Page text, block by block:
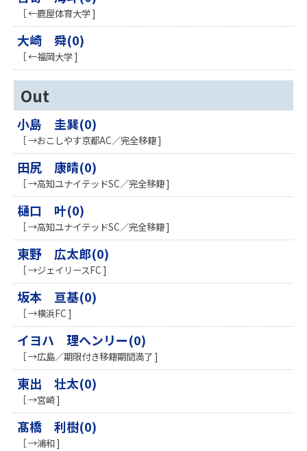
［ ←鹿屋体育大学 ]
大崎 舜(0)
［ ←福岡大学 ]
Out
小島 圭巽(0)
［ →おこしやす京都AC／完全移籍 ]
田尻 康晴(0)
［ →高知ユナイテッドSC／完全移籍 ]
樋口 叶(0)
［ →高知ユナイテッドSC／完全移籍 ]
東野 広太郎(0)
［ →ジェイリースFC ]
坂本 亘基(0)
［ →横浜FC ]
イヨハ 理ヘンリー(0)
［ →広島／期限付き移籍期間満了 ]
東出 壮太(0)
［ →宮崎 ]
髙橋 利樹(0)
［ →浦和 ]